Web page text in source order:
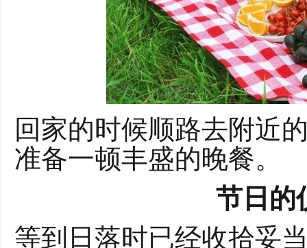
回家的时候顺路去附近
准备一顿丰盛的晚餐。
节日的
等到日落时已经收拾妥